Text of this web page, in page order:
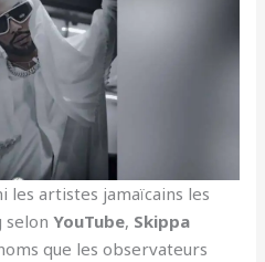
les artistes jamaïcains les
selonYouTube, Skippa
que les observateurs